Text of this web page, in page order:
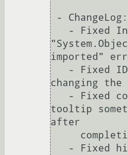
imported"
changing
tooltip
after